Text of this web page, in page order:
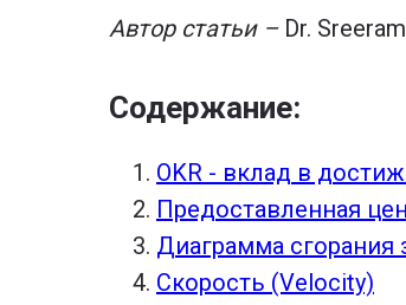
Автор статьи –Dr.
Содержание:
OKR - вклад в
Предоставленная
Диаграмма сгорания
Скорость (Velocity)